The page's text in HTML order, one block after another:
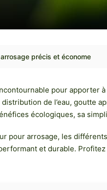
précis et économe
pour apporter
de l’eau, goutte
écologiques, sa
pour arrosage, les
et durable.